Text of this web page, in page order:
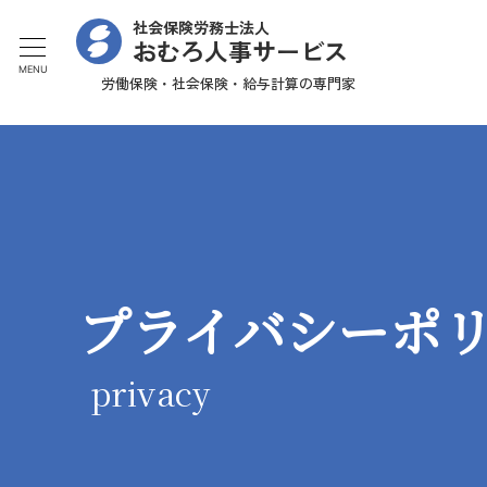
MENU
社会保険労務士法人
おむろ人事サービス
労働保険・社会保険・給与計算の専門家
プライバシーポ
privacy